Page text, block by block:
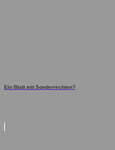
Ein Blatt mit Sonderrechten?